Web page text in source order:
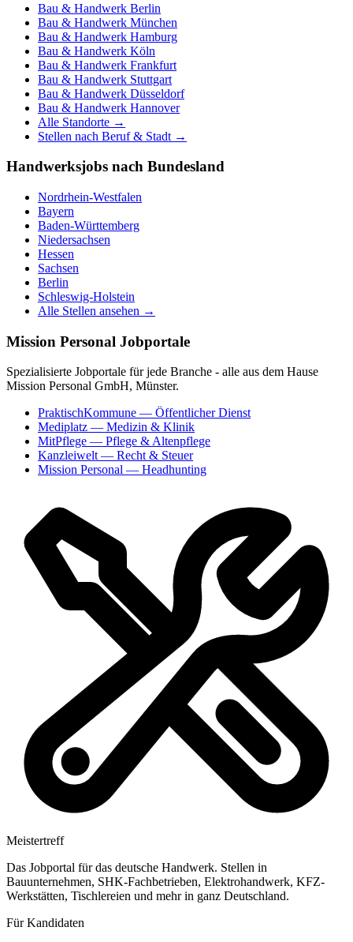
Bau & Handwerk Berlin
Bau & Handwerk München
Bau & Handwerk Hamburg
Bau & Handwerk Köln
Bau & Handwerk Frankfurt
Bau & Handwerk Stuttgart
Bau & Handwerk Düsseldorf
Bau & Handwerk Hannover
Alle Standorte →
Stellen nach Beruf & Stadt →
Handwerksjobs nach Bundesland
Nordrhein-Westfalen
Bayern
Baden-Württemberg
Niedersachsen
Hessen
Sachsen
Berlin
Schleswig-Holstein
Alle Stellen ansehen →
Mission Personal Jobportale
Spezialisierte Jobportale für jede Branche - alle aus dem Hause
Mission Personal GmbH, Münster.
PraktischKommune — Öffentlicher Dienst
Mediplatz — Medizin & Klinik
MitPflege — Pflege & Altenpflege
Kanzleiwelt— Recht & Steuer
Mission Personal — Headhunting
Meistertreff
Das Jobportal für das deutsche Handwerk. Stellen in
Bauunternehmen, SHK-Fachbetrieben, Elektrohandwerk, KFZ-
Werkstätten, Tischlereien und mehr in ganz Deutschland.
Für Kandidaten